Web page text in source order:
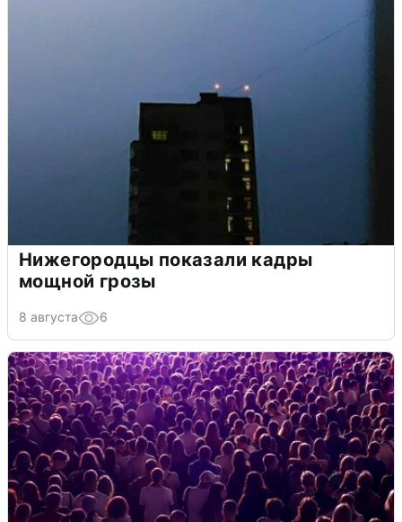
Нижегородцы показали кадры
мощной грозы
8 августа 6